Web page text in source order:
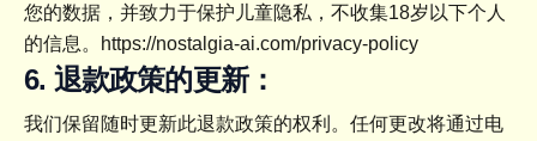
您的数据，并致力于保护儿童隐私，不收集18岁以下个人
的信息。
https://nostalgia-ai.com/privacy-policy
6. 退款政策的更新：
我们保留随时更新此退款政策的权利。任何更改将通过电